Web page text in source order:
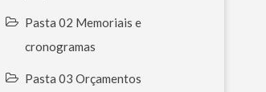
Pasta 02 Memoriais e
cronogramas
Pasta 03 Orçamentos